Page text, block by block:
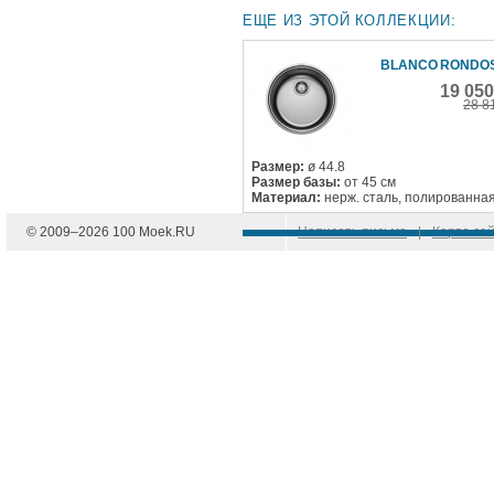
ЕЩЕ ИЗ ЭТОЙ КОЛЛЕКЦИИ:
BLANCO
19
28
Размер: ø 44.8
Размер базы: от 45 см
Материал: нерж. сталь,
© 2009–2026 100 Moek.RU Написать письмо | Карта